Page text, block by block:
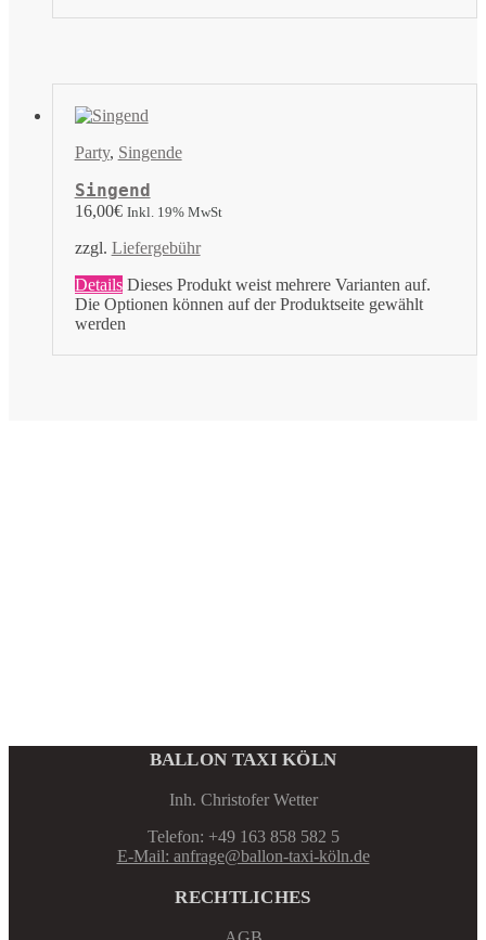
Party, Singende
Singend
16,00€ Inkl. 19% MwSt
zzgl. Liefergebühr
Details Dieses Produkt weist mehrere Varianten auf.
Die Optionen können auf der Produktseite gewählt
werden
BALLON TAXI KÖLN
Inh. Christofer Wetter
Telefon: +49 163 858 582 5
E-Mail: anfrage@ballon-taxi-köln.de
RECHTLICHES